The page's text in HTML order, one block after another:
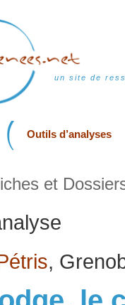
un site de
Outils d’analyses
et
,